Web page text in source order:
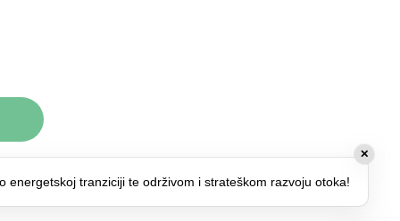
✕
energetskoj tranziciji te održivom i strateškom razvoju otoka!